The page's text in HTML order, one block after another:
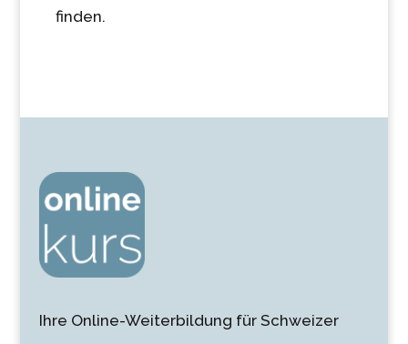
finden.
Ihre Online-Weiterbildung für Schweizer